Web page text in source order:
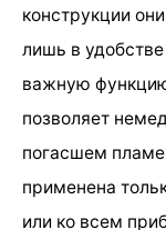
конструкции
лишь в
важную
позволяет
погасшем
применена
или ко всем